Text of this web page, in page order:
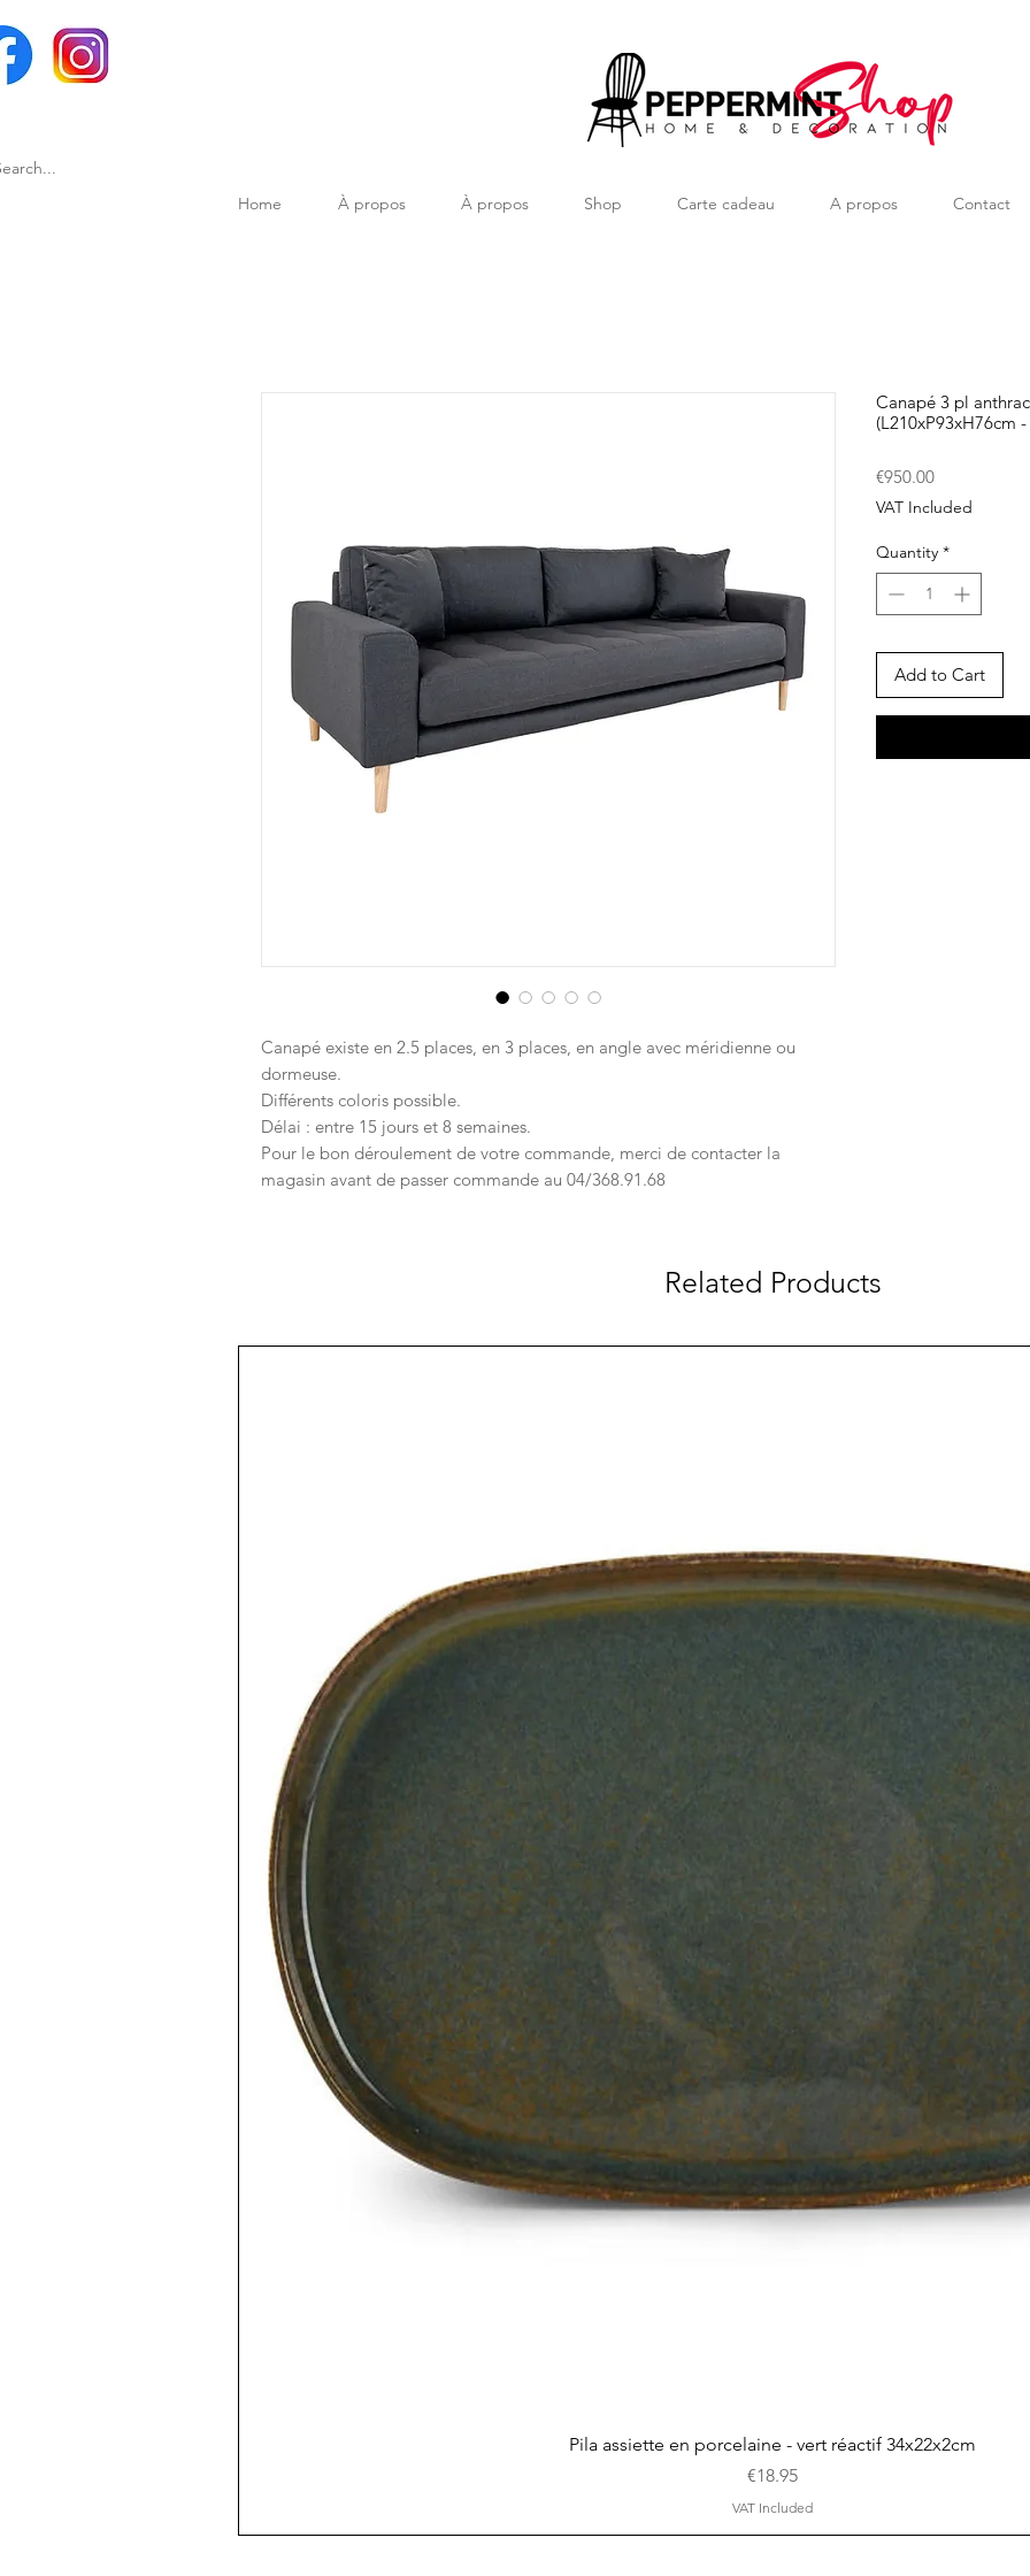
Home À propos À propos Shop Carte cadeau A propos Contact
Canapé existe en 2.5 places, en 3 places, en angle avec méridienne ou
dormeuse.
Différents coloris possible.
Délai : entre 15 jours et 8 semaines.
Pour le bon déroulement de votre commande, merci de contacter la
magasin avant de passer commande au 04/368.91.68
Canapé 3 pl
(L210xP93xH76cm -
€950.00Price
VAT Included
Quantity *
Add to Cart
Related Products
Quick View
Pila assiette en porcelaine - vert réactif 34x22x2cm
Price
€18.95
VAT Included